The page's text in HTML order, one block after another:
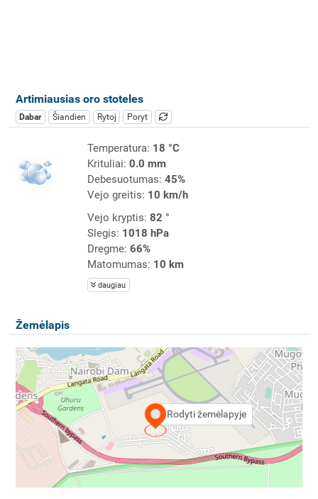
Artimiausias oro stoteles
Dabar Šiandien Rytoj Poryt
Temperatura: 18 °C
Krituliai: 0.0 mm
Debesuotumas: 45%
Vejo greitis: 10 km/h
Vejo kryptis: 82 °
Slegis: 1018 hPa
Dregme: 66%
Matomumas: 10 km
daugiau
Žemėlapis
Rodyti žemėlapyje